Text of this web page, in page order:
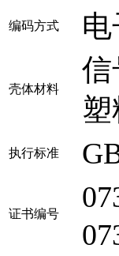
编码方式
壳体材料
信
塑
执行标准
证书编号